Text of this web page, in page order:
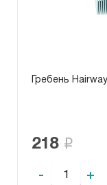
Гребень
218
- +